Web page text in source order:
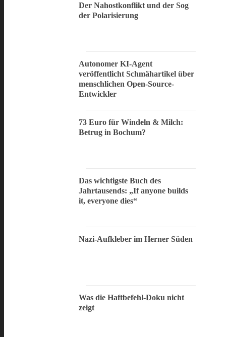
Der Nahostkonflikt und der Sog
der Polarisierung
Autonomer KI-Agent
veröffentlicht Schmähartikel über
menschlichen Open-Source-
Entwickler
73 Euro für Windeln & Milch:
Betrug in Bochum?
Das wichtigste Buch des
Jahrtausends: „If anyone builds
it, everyone dies“
Nazi-Aufkleber im Herner Süden
Was die Haftbefehl-Doku nicht
zeigt